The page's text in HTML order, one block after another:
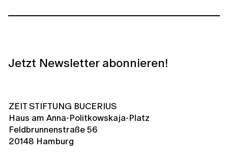
Jetzt Newsletter abonnieren!
ZEIT STIFTUNG BUCERIUS
Haus am Anna-Politkowskaja-Platz
Feldbrunnenstraße 56
20148 Hamburg